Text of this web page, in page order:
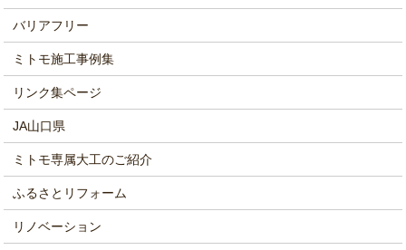
バリアフリー
ミトモ施工事例集
リンク集ページ
JA山口県
ミトモ専属大工のご紹介
ふるさとリフォーム
リノベーション